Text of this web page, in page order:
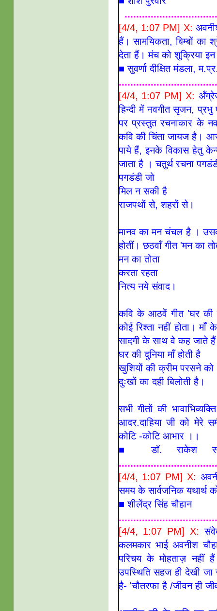
[4/4, 1:07 PM] X:
हैं। सामयिकता, बिम्बों का
देता हैं। मंच को शुक्रिया
■ सुवर्णा दीक्षित मंडला,
[4/4, 1:07 PM] X:
हिन्दी में नवगीत सृजन,
पर प्रस्तुत रचनाकार के
कवि की चिंता जायज है।
पाये हैं, इनके विकास हेतु
जाता है । चतुर्थ रचना
पगडंडी जो
मिल न सकी है
राजपथों से, शहरों से।
मानव का मन चंचल है ।
होतीं। छठवाँ गीत 'मन का
मन का तोता
करता रहता
नित्य नये संवाद।
कवि के आठवें गीत 'घर की
कोई रिश्ता नहीं होता।
सादगी के साथ वे कह जाते
घर की दुनिया माँ होती है
खुशियों की क्रीम परसने को
दुःखों का दही बिलोती है।
सभी गीतों की
आदर.दाहिया जी को मेरे
कोटि -कोटि आभार ।।
■डाॅ. राकेश
[4/4, 1:07 PM] X:
समय के सार्वजनिक यथार्थ
■ शीलेंद्र सिंह चौहान
[4/4, 1:07 PM] X:
कलमकार भाई अवनीश
परिचय के मोहताज़ नहीं
उपस्थिति सहज ही देखी
है- 'चौतरफा है /जीवन ही